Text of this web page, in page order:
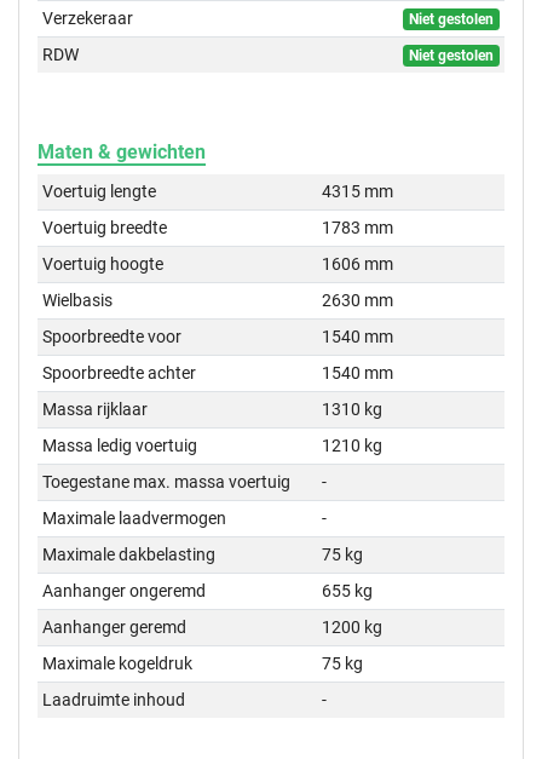
Verzekeraar Niet gestolen
RDW Niet gestolen
Maten & gewichten
Voertuig lengte
4315 mm
Voertuig breedte
1783 mm
Voertuig hoogte
1606 mm
Wielbasis
2630 mm
Spoorbreedte voor
1540 mm
Spoorbreedte achter
1540 mm
Massa rijklaar
1310 kg
Massa ledig voertuig
1210 kg
Toegestane max. massa voertuig
-
Maximale laadvermogen
-
Maximale dakbelasting
75 kg
Aanhanger ongeremd
655 kg
Aanhanger geremd
1200 kg
Maximale kogeldruk
75 kg
Laadruimte inhoud
-